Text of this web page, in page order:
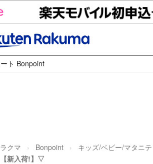
ラクマ Bonpoint キッズ/ベビー/マタニテ
【新入荷!】▽